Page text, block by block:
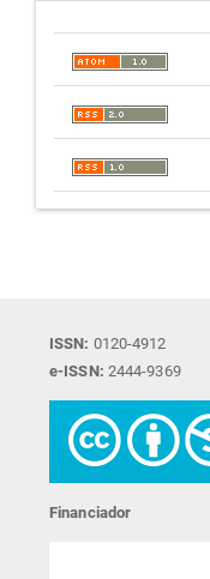
ISSN: 0120-4912
e-ISSN: 2444-9369
Financiador